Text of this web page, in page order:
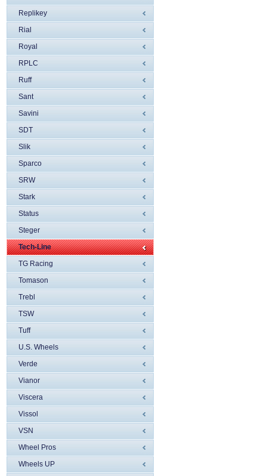
Replikey
Rial
Royal
RPLC
Ruff
Sant
Savini
SDT
Slik
Sparco
SRW
Stark
Status
Steger
Tech-Line
TG Racing
Tomason
Trebl
TSW
Tuff
U.S. Wheels
Verde
Vianor
Viscera
Vissol
VSN
Wheel Pros
Wheels UP